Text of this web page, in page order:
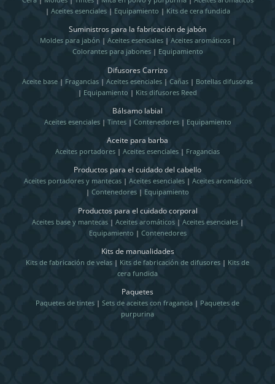
| Aceites esenciales| Equipamiento | Kits de cera fundida
Suministros para la fabricación de jabón
Moldes para jabón | Aceites esenciales| Aceites aromáticos|
Colorantes para jabones| Equipamiento
Difusores Carrizo
Aceite base | Fragancias | Aceites esenciales | Cañas | Botellas difusoras
| Equipamiento | Kits difusores Reed
Bálsamo labial
Aceites esenciales| Tintes| Contenedores| Equipamiento
Aceite para barba
Aceites portadores | Aceites esenciales | Fragancias
Productos para el cuidado del cabello
Aceites portadores y mantecas| Aceites esenciales| Aceites aromáticos
| Contenedores | Equipamiento
Productos para el cuidado corporal
Aceites base y mantecas| Aceites aromáticos| Aceites esenciales|
Equipamiento | Contenedores
Kits de manualidades
Kits de fabricación de velas | Kits de fabricación de difusores | Kits de
cera fundida
Paquetes
Paquetes de tintes | Sets de aceites con fragancia | Paquetes de
purpurina